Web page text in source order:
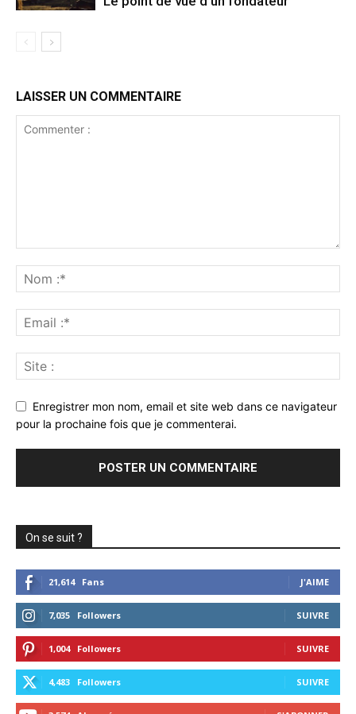
LAISSER UN COMMENTAIRE
Enregistrer mon nom, email et site web dans ce navigateur
pour la prochaine fois que je commenterai.
On se suit ?
21,614 Fans J'AIME
7,035 Followers SUIVRE
1,004 Followers SUIVRE
4,483 Followers SUIVRE